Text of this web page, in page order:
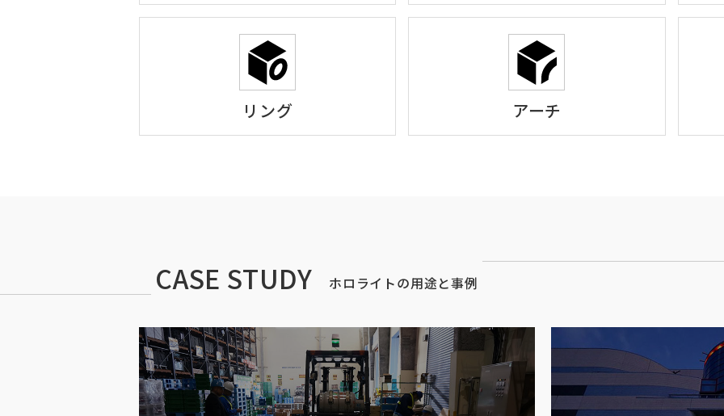
リング アーチ
CASE STUDY ホロライトの用途と事例